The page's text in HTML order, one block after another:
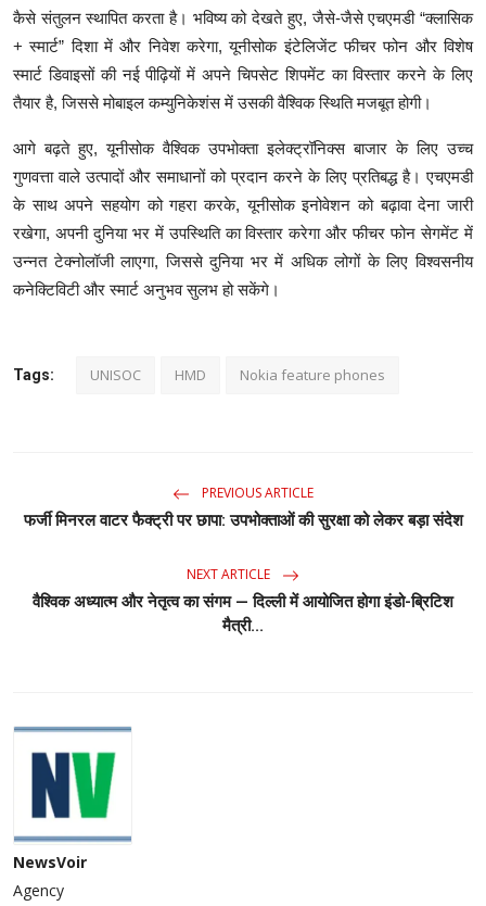
कैसे संतुलन स्थापित करता है। भविष्य को देखते हुए, जैसे-जैसे एचएमडी “क्लासिक
+ स्मार्ट” दिशा में और निवेश करेगा, यूनीसोक इंटेलिजेंट फीचर फोन और विशेष
स्मार्ट डिवाइसों की नई पीढ़ियों में अपने चिपसेट शिपमेंट का विस्तार करने के लिए
तैयार है, जिससे मोबाइल कम्युनिकेशंस में उसकी वैश्विक स्थिति मजबूत होगी।
आगे बढ़ते हुए, यूनीसोक वैश्विक उपभोक्ता इलेक्ट्रॉनिक्स बाजार के लिए उच्च
गुणवत्ता वाले उत्पादों और समाधानों को प्रदान करने के लिए प्रतिबद्ध है। एचएमडी
के साथ अपने सहयोग को गहरा करके, यूनीसोक इनोवेशन को बढ़ावा देना जारी
रखेगा, अपनी दुनिया भर में उपस्थिति का विस्तार करेगा और फीचर फोन सेगमेंट में
उन्नत टेक्नोलॉजी लाएगा, जिससे दुनिया भर में अधिक लोगों के लिए विश्वसनीय
कनेक्टिविटी और स्मार्ट अनुभव सुलभ हो सकेंगे।
Tags: UNISOC HMD Nokia feature phones
PREVIOUS ARTICLE
फर्जी मिनरल वाटर फैक्ट्री पर छापा: उपभोक्ताओं की सुरक्षा को लेकर बड़ा संदेश
NEXT ARTICLE
वैश्विक अध्यात्म और नेतृत्व का संगम — दिल्ली में आयोजित होगा इंडो-ब्रिटिश
मैत्री...
NewsVoir
Agency